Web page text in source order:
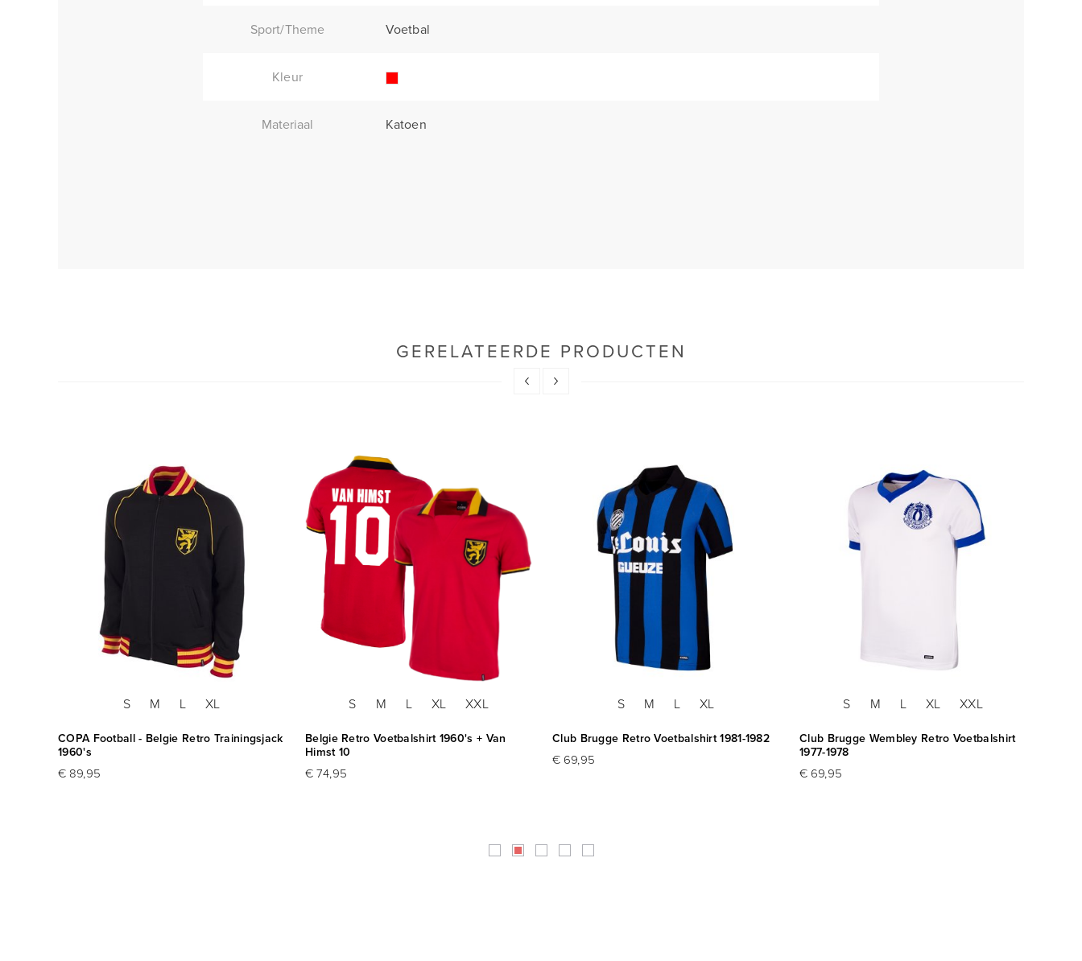
Sport/Theme Voetbal
Kleur
Materiaal Katoen
GERELATEERDE PRODUCTEN
S M L XL
COPA Football - Belgie Retro Trainingsjack
1960's
€ 89,95
S M L XL XXL
Belgie Retro Voetbalshirt 1960's + Van
Himst 10
€ 74,95
S M L XL
Club Brugge Retro Voetbalshirt 1981-1982
€ 69,95
S M L XL XXL
Club Brugge Wembley Retro Voetbalshirt
1977-1978
€ 69,95